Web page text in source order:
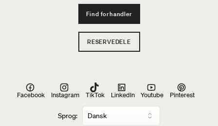
Find forhandler
RESERVEDELE
Sprog:
Facebook Instagram TikTok LinkedIn Youtube Pinterest